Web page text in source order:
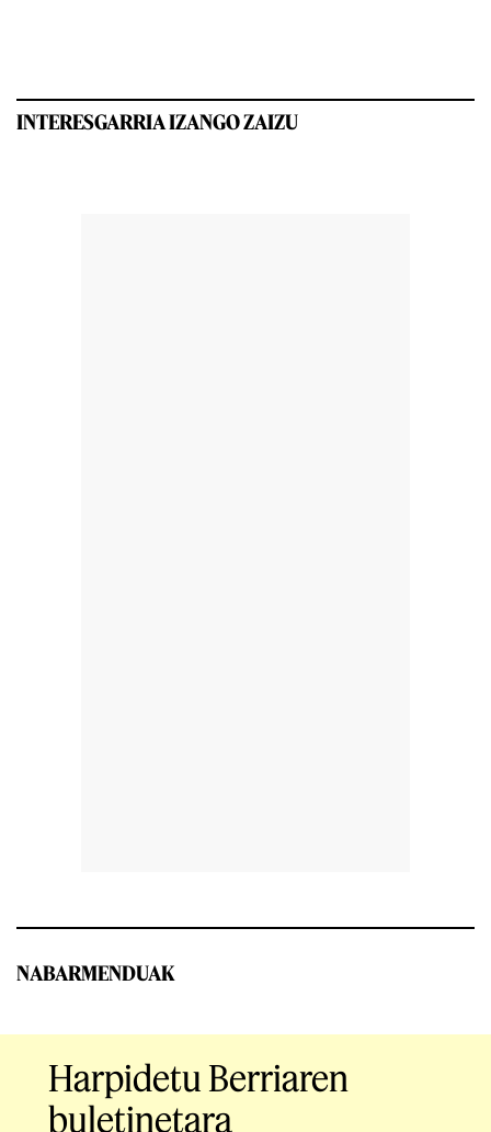
INTERESGARRIA IZANGO ZAIZU
NABARMENDUAK
Harpidetu Berriaren
buletinetara